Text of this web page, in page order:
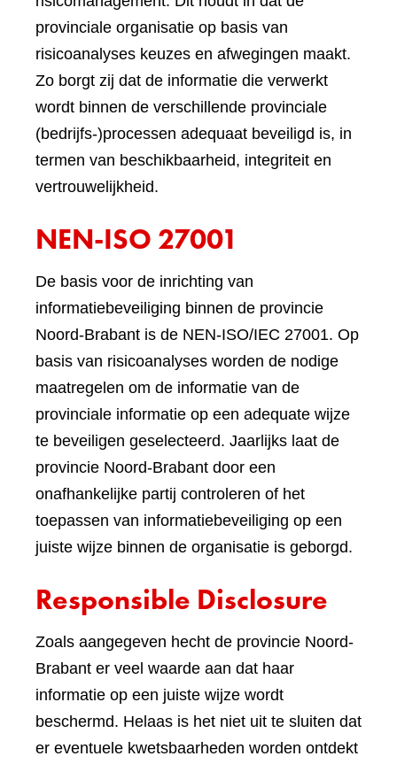
provinciale organisatie op basis van
risicoanalyses keuzes en afwegingen maakt.
Zo borgt zij dat de informatie die verwerkt
wordt binnen de verschillende provinciale
(bedrijfs-)processen adequaat beveiligd is, in
termen van beschikbaarheid, integriteit en
vertrouwelijkheid.
NEN-ISO 27001
De basis voor de inrichting van
informatiebeveiliging binnen de provincie
Noord-Brabant is de NEN-ISO/IEC 27001. Op
basis van risicoanalyses worden de nodige
maatregelen om de informatie van de
provinciale informatie op een adequate wijze
te beveiligen geselecteerd. Jaarlijks laat de
provincie Noord-Brabant door een
onafhankelijke partij controleren of het
toepassen van informatiebeveiliging op een
juiste wijze binnen de organisatie is geborgd.
Responsible Disclosure
Zoals aangegeven hecht de provincie Noord-
Brabant er veel waarde aan dat haar
informatie op een juiste wijze wordt
beschermd. Helaas is het niet uit te sluiten dat
er eventuele kwetsbaarheden worden ontdekt